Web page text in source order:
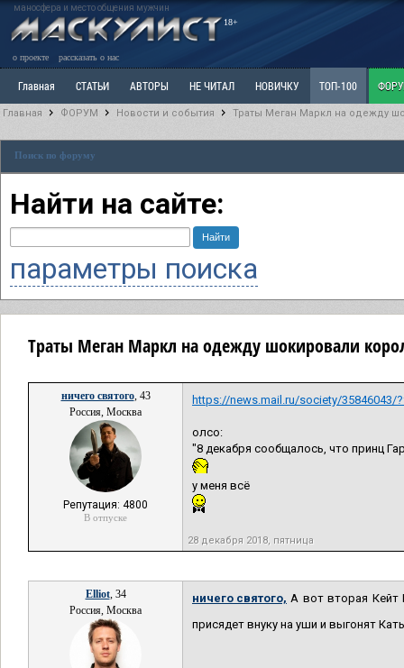
маносфера и место общения мужчин
18+
о проекте рассказать о нас
Главная СТАТЬИ АВТОРЫ НЕ ЧИТАЛ НОВИЧКУ ТОП-100
Ветка: Наболевшее. Выскажись!
РАЗДЕЛ: Разное
Главная ФОРУМ Новости и события Траты Меган Маркл на одежду
Поиск по форуму
Найти на сайте:
параметры поиска
Траты Меган Маркл на одежду шокировали
ничего святого, 43
Россия, Москва
Репутация: 4800
В отпуске
https://news.mail.ru/society/35846043/
олсо:
"8 декабря сообщалось, что принц
у меня всё
28 декабря 2018, пятница
Elliot, 34
Россия, Москва
ничего святого, А вот вторая Кейт
присядет внуку на уши и выгонят